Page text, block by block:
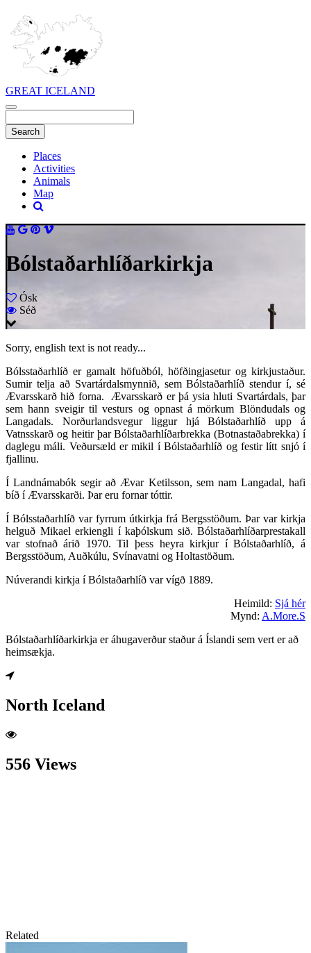
GREAT ICELAND
Places
Activities
Animals
Map
Bólstaðarhlíðarkirkja
Ósk
Séð
Sorry, english text is not ready...
Bólsstaðarhlíð er gamalt höfuðból, höfðingjasetur og kirkjustaður.
Sumir telja að Svartárdalsmynnið, sem Bólstaðarhlíð stendur í, sé
Ævarsskarð hið forna. Ævarsskarð er þá ysia hluti Svartárdals, þar
sem hann sveigir til vesturs og opnast á mörkum Blöndudals og
Langadals. Norðurlandsvegur liggur hjá Bólstaðarhlíð upp á
Vatnsskarð og heitir þar Bólstaðarhlíðarbrekka (Botnastaðabrekka) í
daglegu máli. Veðursæld er mikil í Bólstaðarhlíð og festir lítt snjó í
fjallinu.
Í Landnámabók segir að Ævar Ketilsson, sem nam Langadal, hafi
bíð í Ævarsskarði. Þar eru fornar tóttir.
Í Bólsstaðarhlíð var fyrrum útkirkja frá Bergsstöðum. Þar var kirkja
helguð Mikael erkiengli í kaþólskum sið. Bólstaðarhlíðarprestakall
var stofnað árið 1970. Til þess heyra kirkjur í Bólstaðarhlíð, á
Bergsstöðum, Auðkúlu, Svínavatni og Holtastöðum.
Núverandi kirkja í Bólstaðarhlíð var vígð 1889.
Heimild: Sjá hér
Mynd: A.More.S
Bólstaðarhlíðarkirkja er áhugaverður staður á Íslandi sem vert er að
heimsækja.
North Iceland
556 Views
Related